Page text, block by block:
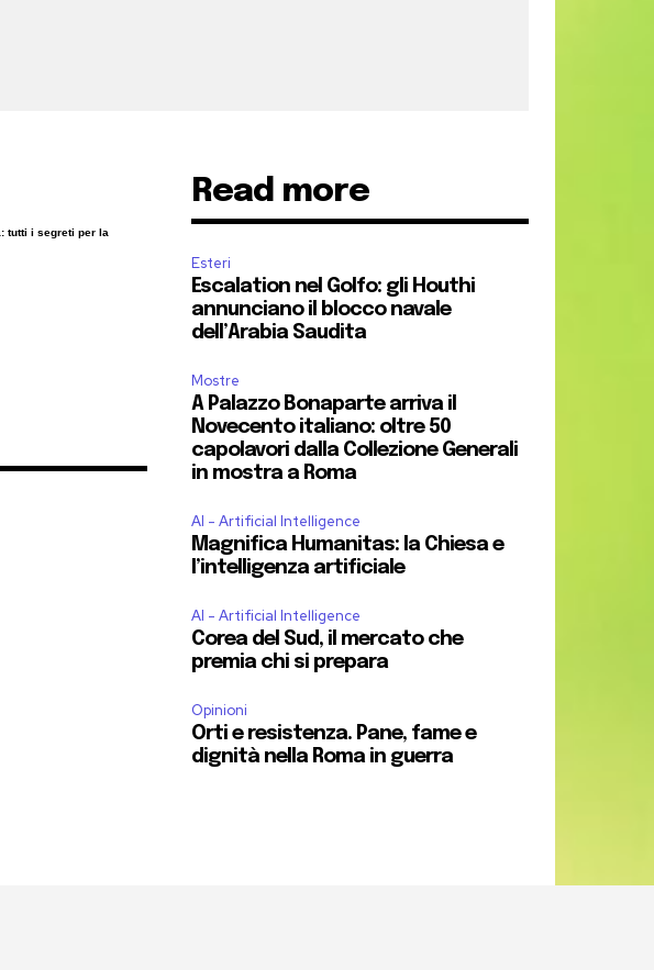
tutti i segreti per la
Read more
Esteri
Escalation nel Golfo: gli Houthi
annunciano il blocco navale
dell’Arabia Saudita
Mostre
A Palazzo Bonaparte arriva il
Novecento italiano: oltre 50
capolavori dalla Collezione Generali
in mostra a Roma
AI - Artificial Intelligence
Magnifica Humanitas: la Chiesa e
l’intelligenza artificiale
AI - Artificial Intelligence
Corea del Sud, il mercato che
premia chi si prepara
Opinioni
Orti e resistenza. Pane, fame e
dignità nella Roma in guerra